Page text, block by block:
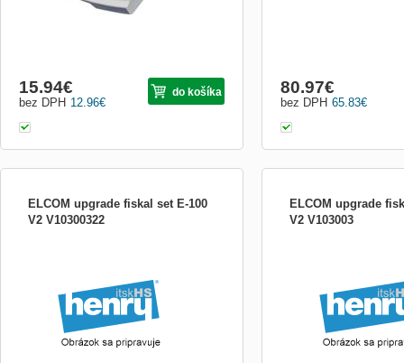
12.96€
bez DPH
15.94€ do košíka
65.83€
bez DPH
80.97€
ELCOM upgrade fiskal set E-100
V2 V10300322
ELCOM upgrade
V2 V103003